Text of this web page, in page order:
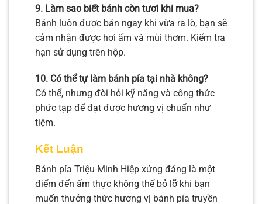
9. Làm sao biết bánh còn tươi khi mua?
Bánh luôn được bán ngay khi vừa ra lò, bạn sẽ
cảm nhận được hơi ấm và mùi thơm. Kiểm tra
hạn sử dụng trên hộp.
10. Có thể tự làm bánh pía tại nhà không?
Có thể, nhưng đòi hỏi kỹ năng và công thức
phức tạp để đạt được hương vị chuẩn như
tiệm.
Kết Luận
Bánh pía Triệu Minh Hiệp xứng đáng là một
điểm đến ẩm thực không thể bỏ lỡ khi bạn
muốn thưởng thức hương vị bánh pía truyền